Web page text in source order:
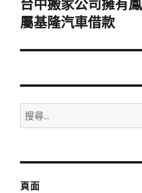
下
一
文
台中搬家公司擁有
屬基隆汽車借款
搜
尋
鍵
頁面